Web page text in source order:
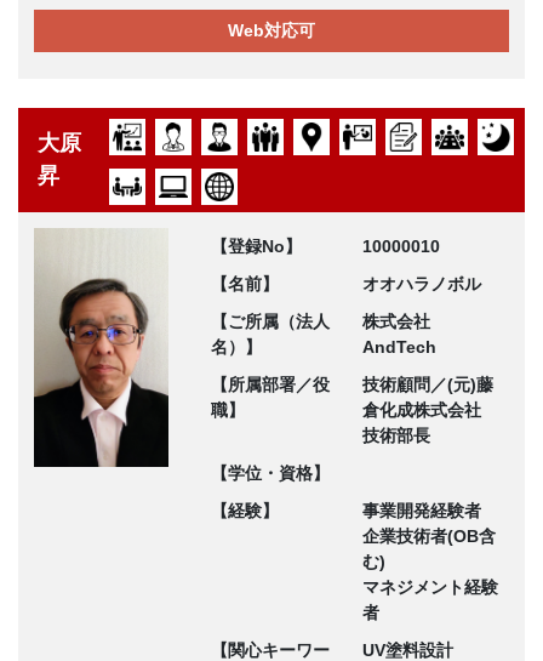
Web対応可
大原
昇
【登録No】
10000010
【名前】
オオハラノボル
【ご所属（法人
名）】
株式会社
AndTech
【所属部署／役
職】
技術顧問／(元)藤
倉化成株式会社
技術部長
【学位・資格】
【経験】
事業開発経験者
企業技術者(OB含
む)
マネジメント経験
者
【関心キーワー
UV塗料設計